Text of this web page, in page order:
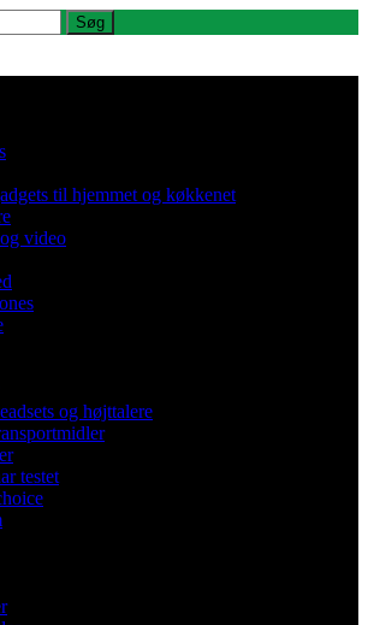
til hjemmet og køkkenet
video
og højttalere
testet